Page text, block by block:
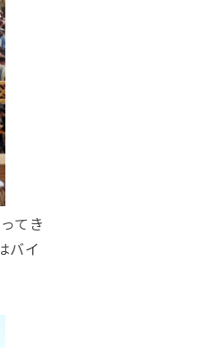
てき
バイ